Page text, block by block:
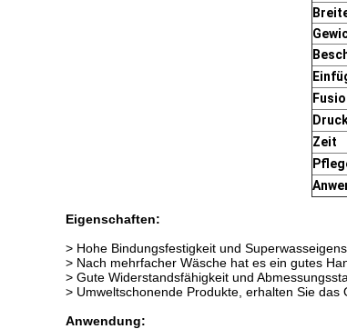
Zeit
Eigenschaften:
> Hohe Bindungsfestigkeit und
> Nach mehrfacher Wäsche hat es ein gutes
> Gute Widerstandsfähigkeit und
> Umweltschonende Produkte, erhalten Sie das
Anwendung: